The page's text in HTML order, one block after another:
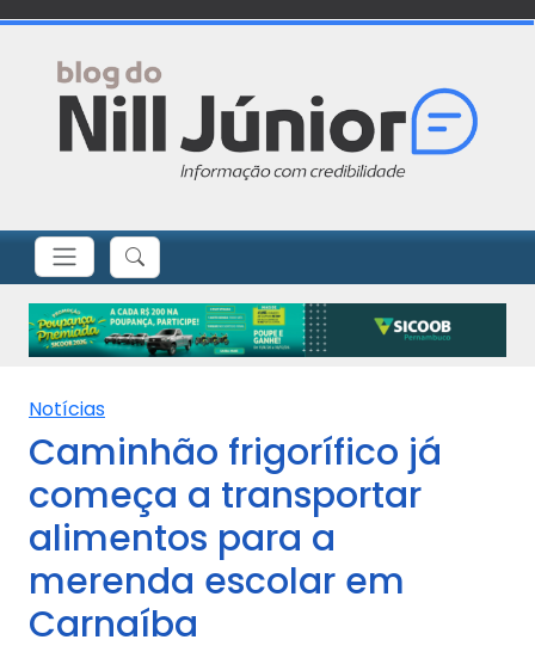
Notícias
Caminhão frigorífico já
começa a transportar
alimentos para a
merenda escolar em
Carnaíba